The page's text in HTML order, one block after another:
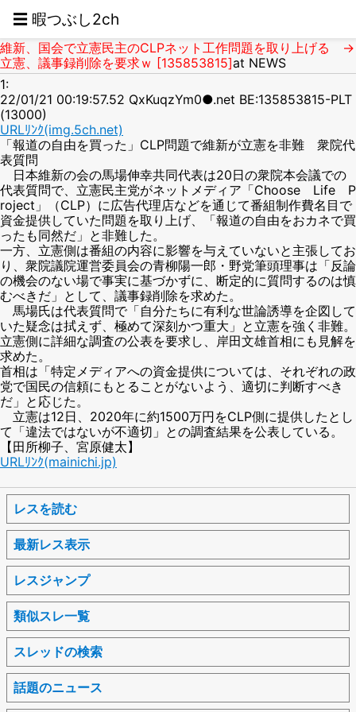
☰ 暇つぶし2ch
維新、国会で立憲民主のCLPネット工作問題を取り上げる →
立憲、議事録削除を要求ｗ [135853815]at NEWS
1:
22/01/21 00:19:57.52 QxKuqzYm0●.net BE:135853815-PLT
(13000)
URLﾘﾝｸ(img.5ch.net)
「報道の自由を買った」CLP問題で維新が立憲を非難 衆院代
表質問
日本維新の会の馬場伸幸共同代表は20日の衆院本会議での
代表質問で、立憲民主党がネットメディア「Choose Life P
roject」（CLP）に広告代理店などを通じて番組制作費名目で
資金提供していた問題を取り上げ、「報道の自由をおカネで買
ったも同然だ」と非難した。
一方、立憲側は番組の内容に影響を与えていないと主張してお
り、衆院議院運営委員会の青柳陽一郎・野党筆頭理事は「反論
の機会のない場で事実に基づかずに、断定的に質問するのは慎
むべきだ」として、議事録削除を求めた。
馬場氏は代表質問で「自分たちに有利な世論誘導を企図して
いた疑念は拭えず、極めて深刻かつ重大」と立憲を強く非難。
立憲側に詳細な調査の公表を要求し、岸田文雄首相にも見解を
求めた。
首相は「特定メディアへの資金提供については、それぞれの政
党で国民の信頼にもとることがないよう、適切に判断すべき
だ」と応じた。
立憲は12日、2020年に約1500万円をCLP側に提供したとし
て「違法ではないが不適切」との調査結果を公表している。
【田所柳子、宮原健太】
URLﾘﾝｸ(mainichi.jp)
レスを読む
最新レス表示
レスジャンプ
類似スレ一覧
スレッドの検索
話題のニュース